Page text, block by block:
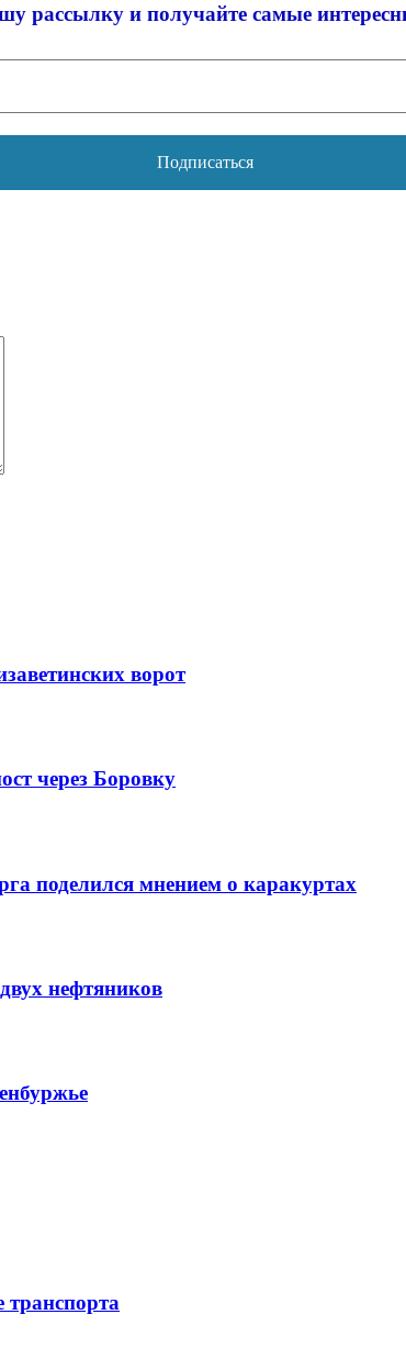
рассылку и получайте самые
ворот
через Боровку
поделился мнением о каракуртах
нефтяников
транспорта